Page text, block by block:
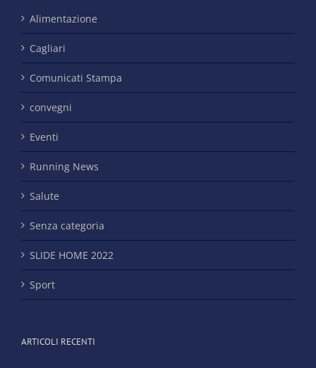
Alimentazione
Cagliari
Comunicati Stampa
convegni
Eventi
Running News
Salute
Senza categoria
SLIDE HOME 2022
Sport
ARTICOLI RECENTI